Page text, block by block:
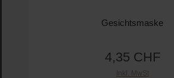
Gesichtsmaske
Regulärer
4,35 CHF
Inkl. MwSt